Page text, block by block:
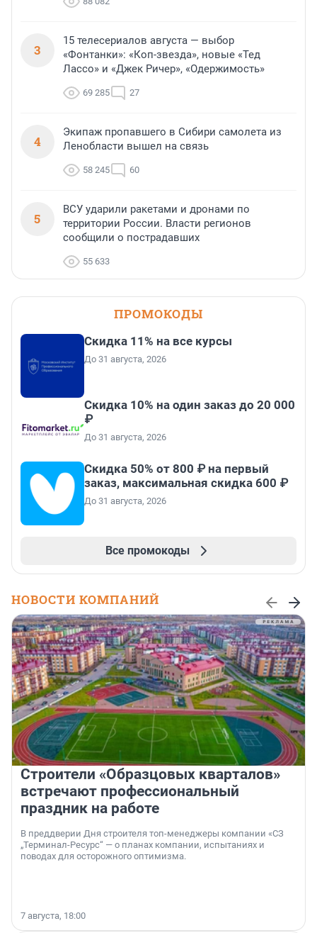
3
15 телесериалов августа — выбор
«Фонтанки»: «Коп-звезда», новые «Тед
Лассо» и «Джек Ричер», «Одержимость»
69 285 27
4
Экипаж пропавшего в Сибири самолета из
Ленобласти вышел на связь
58 245 60
5
ВСУ ударили ракетами и дронами по
территории России. Власти регионов
сообщили о пострадавших
55 633
ПРОМОКОДЫ
Скидка 11% на все курсы
До 31 августа, 2026
Скидка 10% на один заказ до 20 000
₽
До 31 августа, 2026
Скидка 50% от 800 ₽ на первый
заказ, максимальная скидка 600 ₽
До 31 августа, 2026
Все промокоды
НОВОСТИ КОМПАНИЙ
Строители «Образцовых кварталов»
встречают профессиональный
праздник на работе
В преддверии Дня строителя топ-менеджеры компании «СЗ
„Терминал-Ресурс“ — о планах компании, испытаниях и
поводах для осторожного оптимизма.
7 августа, 18:00